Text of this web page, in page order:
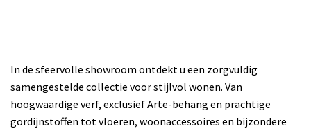
In de sfeervolle showroom ontdekt u een zorgvuldig
samengestelde collectie voor stijlvol wonen. Van
hoogwaardige verf, exclusief Arte-behang en prachtige
gordijnstoffen tot vloeren, woonaccessoires en bijzondere